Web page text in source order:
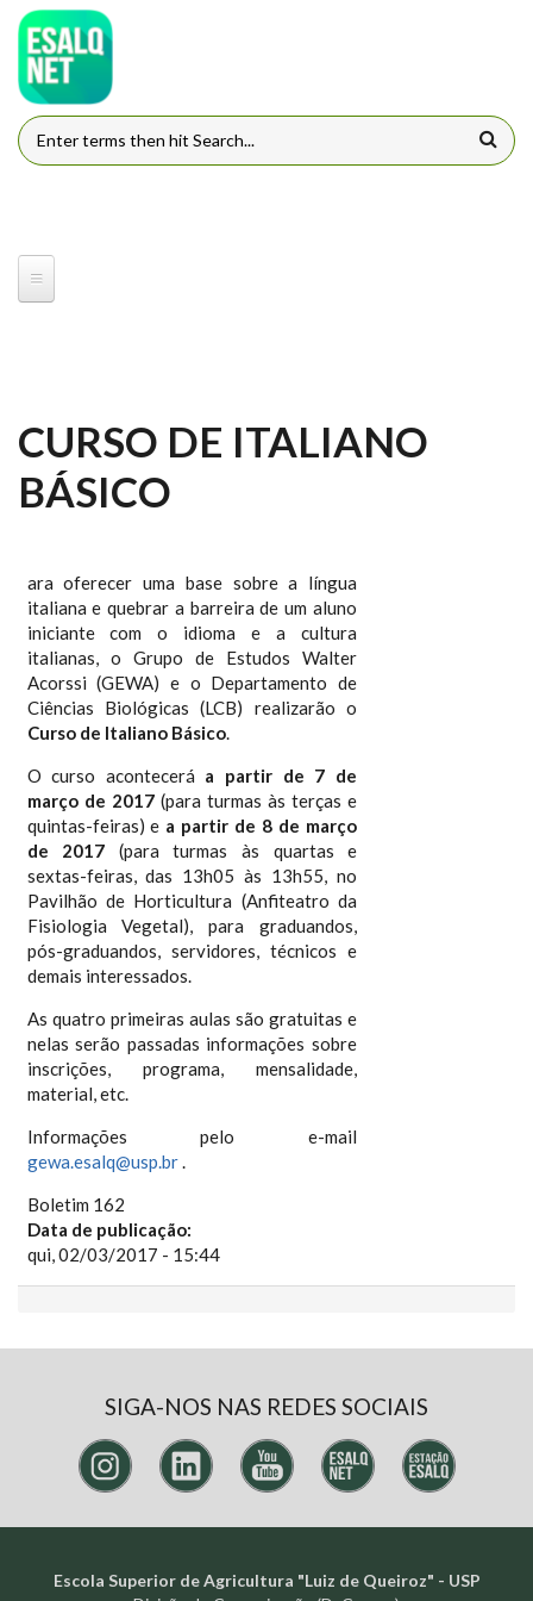
Pular para o conteúdo principal
FORMULÁRIO DE BUSCA
CURSO DE ITALIANO
BÁSICO
ara oferecer uma base sobre a língua
italiana e quebrar a barreira de um aluno
iniciante com o idioma e a cultura
italianas, o Grupo de Estudos Walter
Acorssi (GEWA) e o Departamento de
Ciências Biológicas (LCB) realizarão o
Curso de Italiano Básico.
O curso acontecerá a partir de 7 de
março de 2017(para turmas às terças e
quintas-feiras) e a partir de 8 de março
de 2017 (para turmas às quartas e
sextas-feiras, das 13h05 às 13h55, no
Pavilhão de Horticultura (Anfiteatro da
Fisiologia Vegetal), para graduandos,
pós-graduandos, servidores, técnicos e
demais interessados.
As quatro primeiras aulas são gratuitas e
nelas serão passadas informações sobre
inscrições, programa, mensalidade,
material, etc.
Informações pelo e-mail
gewa.esalq@usp.br.
Boletim 162
Data de publicação:
qui, 02/03/2017 - 15:44
SIGA-NOS NAS REDES SOCIAIS
Escola Superior de Agricultura "Luiz de Queiroz" - USP